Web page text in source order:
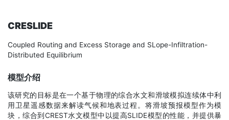
CRESLIDE
Coupled Routing and Excess Storage and SLope-Infiltration-
Distributed Equilibrium
模型介绍
该研究的目标是在一个基于物理的综合水文和滑坡模拟连续体中利
用卫星遥感数据来解读气候和地表过程。将滑坡预报模型作为模
块，综合到CREST水文模型中以提高SLIDE模型的性能，并提供暴